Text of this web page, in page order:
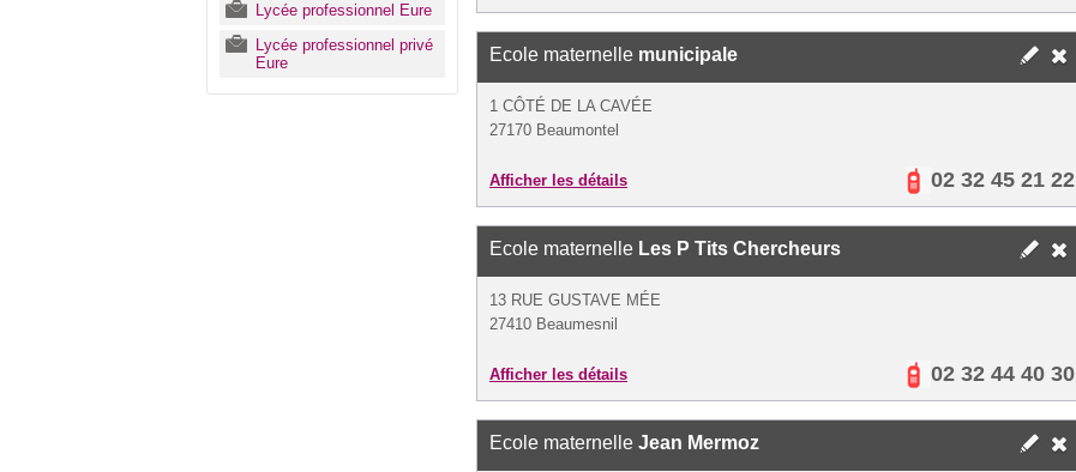
Lycée professionnel Eure
Lycée professionnel privé
Eure
Ecole maternelle municipale
1 CÔTÉ DE LA CAVÉE
27170 Beaumontel
Afficher les détails 02 32 45 21 22
Ecole maternelle Les P Tits Chercheurs
13 RUE GUSTAVE MÉE
27410 Beaumesnil
Afficher les détails 02 32 44 40 30
Ecole maternelle Jean Mermoz